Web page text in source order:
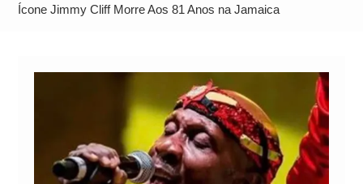
Neymar Chama Santos de “Esquisito” após
Ícone Jimmy Cliff Morre Aos 81 Anos na Jamaica